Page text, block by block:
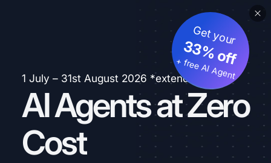
1 July – 31st August 2026 *extended
AI Agents at Zero
Cost
Get your
33% off
+ free AI Agent